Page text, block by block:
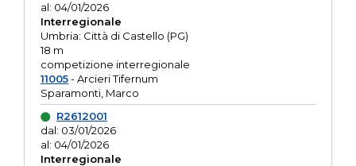
al: 04/01/2026
Interregionale
Umbria: Città di Castello (PG)
18 m
competizione interregionale
11005- Arcieri Tifernum
Sparamonti, Marco
R2612001
dal: 03/01/2026
al: 04/01/2026
Interregionale